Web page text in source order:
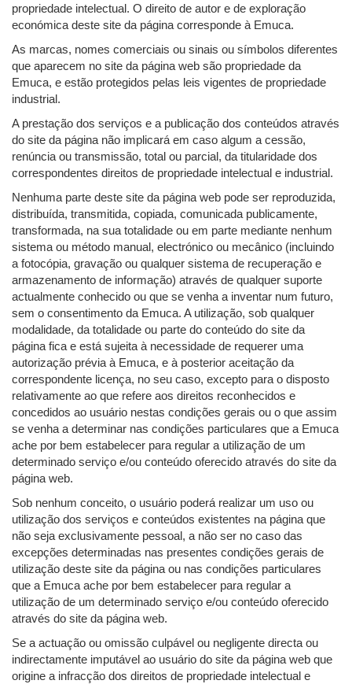
propriedade intelectual. O direito de autor e de exploração
económica deste site da página corresponde à Emuca.
As marcas, nomes comerciais ou sinais ou símbolos diferentes
que aparecem no site da página web são propriedade da
Emuca, e estão protegidos pelas leis vigentes de propriedade
industrial.
A prestação dos serviços e a publicação dos conteúdos através
do site da página não implicará em caso algum a cessão,
renúncia ou transmissão, total ou parcial, da titularidade dos
correspondentes direitos de propriedade intelectual e industrial.
Nenhuma parte deste site da página web pode ser reproduzida,
distribuída, transmitida, copiada, comunicada publicamente,
transformada, na sua totalidade ou em parte mediante nenhum
sistema ou método manual, electrónico ou mecânico (incluindo
a fotocópia, gravação ou qualquer sistema de recuperação e
armazenamento de informação) através de qualquer suporte
actualmente conhecido ou que se venha a inventar num futuro,
sem o consentimento da Emuca. A utilização, sob qualquer
modalidade, da totalidade ou parte do conteúdo do site da
página fica e está sujeita à necessidade de requerer uma
autorização prévia à Emuca, e à posterior aceitação da
correspondente licença, no seu caso, excepto para o disposto
relativamente ao que refere aos direitos reconhecidos e
concedidos ao usuário nestas condições gerais ou o que assim
se venha a determinar nas condições particulares que a Emuca
ache por bem estabelecer para regular a utilização de um
determinado serviço e/ou conteúdo oferecido através do site da
página web.
Sob nenhum conceito, o usuário poderá realizar um uso ou
utilização dos serviços e conteúdos existentes na página que
não seja exclusivamente pessoal, a não ser no caso das
excepções determinadas nas presentes condições gerais de
utilização deste site da página ou nas condições particulares
que a Emuca ache por bem estabelecer para regular a
utilização de um determinado serviço e/ou conteúdo oferecido
através do site da página web.
Se a actuação ou omissão culpável ou negligente directa ou
indirectamente imputável ao usuário do site da página web que
origine a infracção dos direitos de propriedade intelectual e